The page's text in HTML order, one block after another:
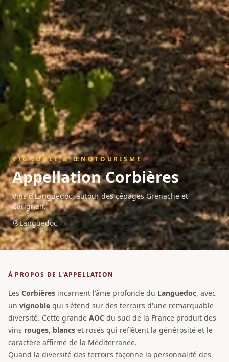
VIGNOBLE & ŒNOTOURISME
AppellationCorbières
Vins d’Languedoc, autour des cépages Grenache et
Carignan.
Languedoc
À PROPOS DE L'APPELLATION
Les Corbières incarnent l'âme profonde du Languedoc, avec
un vignoble qui s'étend sur des terroirs d'une remarquable
diversité. Cette grande AOC du sud de la France produit des
vins rouges, blancs et rosés qui reflètent la générosité et le
caractère affirmé de la Méditerranée.
Quand la diversité des terroirs façonne la personnalité des